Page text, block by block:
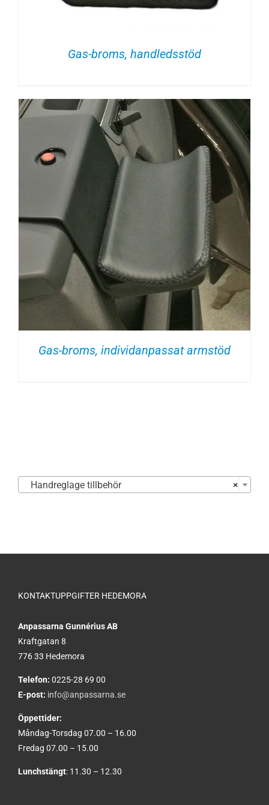
Gas-broms, handledsstöd
Gas-broms, individanpassat armstöd
×
Handreglage tillbehör
KONTAKTUPPGIFTER HEDEMORA
Anpassarna Gunnérius AB
Kraftgatan 8
776 33 Hedemora
Telefon: 0225-28 69 00
E-post: info@anpassarna.se
Öppettider:
Måndag-Torsdag 07.00 – 16.00
Fredag 07.00 – 15.00
Lunchstängt: 11.30 – 12.30